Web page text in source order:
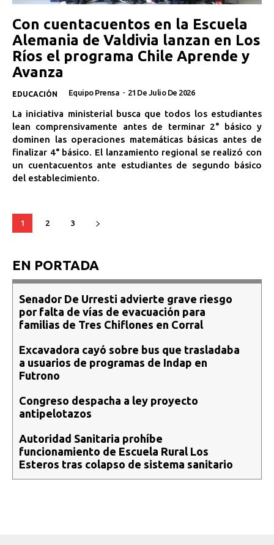
Con cuentacuentos en la Escuela
Alemania de Valdivia lanzan en Los
Ríos el programa Chile Aprende y
Avanza
EDUCACIÓN Equipo Prensa - 21 De Julio De 2026
La iniciativa ministerial busca que todos los estudiantes
lean comprensivamente antes de terminar 2° básico y
dominen las operaciones matemáticas básicas antes de
finalizar 4° básico. El lanzamiento regional se realizó con
un cuentacuentos ante estudiantes de segundo básico
del establecimiento.
1 2 3
EN PORTADA
Senador De Urresti advierte grave riesgo
por falta de vías de evacuación para
familias de Tres Chiflones en Corral
Excavadora cayó sobre bus que trasladaba
a usuarios de programas de Indap en
Futrono
Congreso despacha a ley proyecto
antipelotazos
Autoridad Sanitaria prohíbe
funcionamiento de Escuela Rural Los
Esteros tras colapso de sistema sanitario